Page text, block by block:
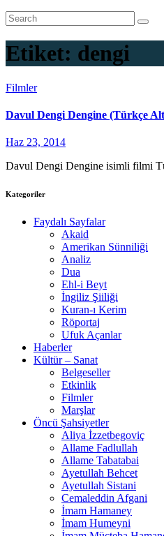
Etiket: dengi
Filmler
Davul Dengi Dengine (Türkçe
Haz 23, 2014
Davul Dengi Dengine isimli filmi
Kategoriler
Faydalı Sayfalar
Akaid
Amerikan Sünniliği
Analiz
Dua
Ehl-i Beyt
İngiliz Şiiliği
Kuran-ı Kerim
Röportaj
Ufuk Açanlar
Haberler
Kültür – Sanat
Belgeseller
Etkinlik
Filmler
Marşlar
Öncü Şahsiyetler
Aliya İzzetbegoviç
Allame Fadlullah
Allame Tabatabai
Ayetullah Behcet
Ayetullah Sistani
Cemaleddin Afgani
İmam Hamaney
İmam Humeyni